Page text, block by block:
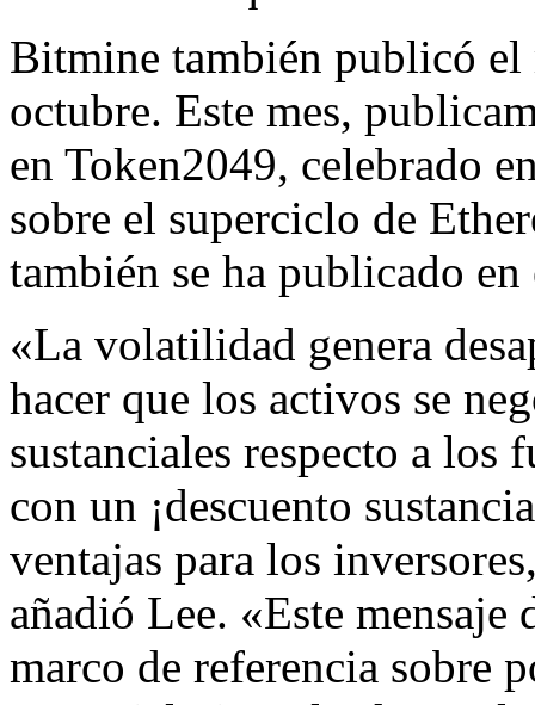
Bitmine también publicó el
octubre. Este mes,
en Token2049, celebrado
sobre el superciclo de
también se ha publicado
«La volatilidad genera
hacer que los activos se
sustanciales respecto a los
con un ¡descuento
ventajas para los
añadió Lee. «Este
marco de referencia sobre